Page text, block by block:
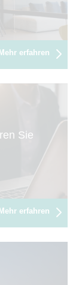
Mehr erfahren
Sie
Mehr erfahren